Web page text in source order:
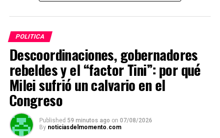
at
s
A
p
p
ce
b
o
o
k
e
a
m
ail py
k
m
tir
POLITICA
Descoordinaciones, gobernadores
rebeldes y el “factor Tini”: por qué
Milei sufrió un calvario en el
Congreso
Published 59 minutos ago on 07/08/2026
By noticiasdelmomento.com